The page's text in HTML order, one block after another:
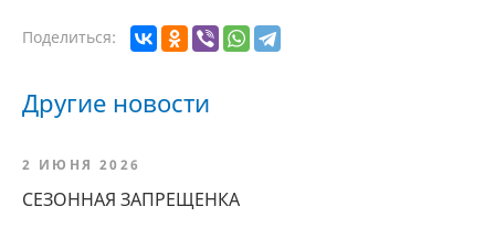
Поделиться:
Другие новости
2 ИЮНЯ 2026
СЕЗОННАЯ ЗАПРЕЩЕНКА